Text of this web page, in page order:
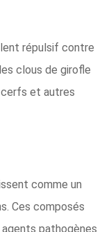
répulsif contre
clous de girofle
cerfs et autres
comme un
Ces composés
pathogènes